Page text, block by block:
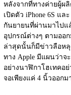
หลังจากที่ทางค่ายผู้ผลิ
เปิดตัว iPhone 6S แล
กันยายนที่ผ่านมาไปแ
อุปกรณ์ต่างๆ ตามออก
ล่าสุดนั้นก็มีข่าวลือหลุ
ทาง Apple มีแผนว่าจ
อย่างนาฬิกาโฮเทคอ
จอเพียงแค่ 4 นิ้วออกม